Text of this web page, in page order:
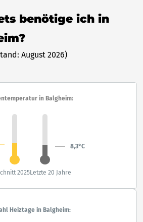
benötige ich in
August 2026)
in Balgheim:
8,3°C
2025Letzte 20 Jahre
Heiztage in Balgheim: